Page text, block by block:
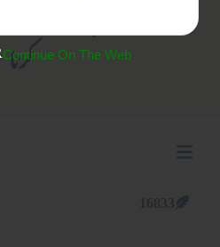
(358)بے ادبی کا
کرنا
Continue On The Web